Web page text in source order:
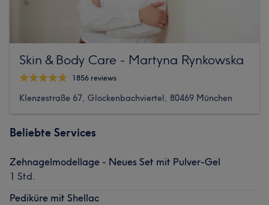
Skin & Body Care - Martyna Rynkowska
1856 reviews
Klenzestraße 67, Glockenbachviertel, 80469 München
Beliebte Services
Zehnagelmodellage - Neues Set mit Pulver-Gel
1 Std.
Pediküre mit Shellac